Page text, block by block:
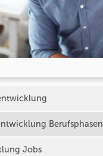
Berufsphasen
Jobs